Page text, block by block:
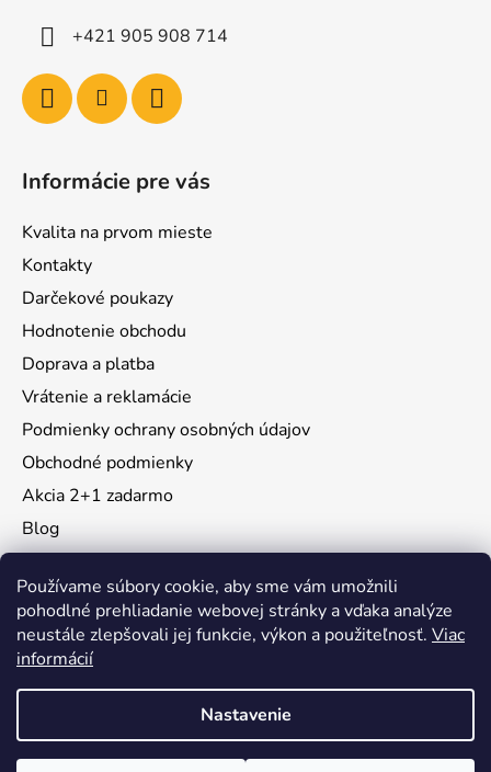
Používame súbory cookie, aby sme vám umožnili
pohodlné prehliadanie webovej stránky a vďaka analýze
neustále zlepšovali jej funkcie, výkon a použiteľnosť. Viac
informácií
Nastavenie
+421 905 908 714
Informácie pre vás
Kvalita na prvom mieste
Kontakty
Darčekové poukazy
Hodnotenie obchodu
Doprava a platba
Vrátenie a reklamácie
Podmienky ochrany osobných údajov
Obchodné podmienky
Akcia 2+1 zadarmo
Blog
Instagram
Vytvoril Shoptet